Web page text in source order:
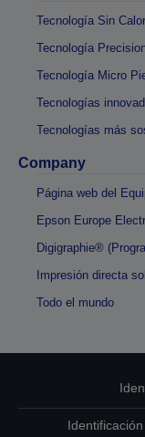
Tecnología Sin Calor
Tecnología
Tecnología Micro
Tecnologías
Tecnologías más
Company
Página web del
Epson Europe
Digigraphie®
Impresión directa
Todo el mundo